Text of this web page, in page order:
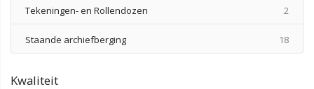
Tekeningen- en Rollendozen 2
Staande archiefberging 18
Kwaliteit